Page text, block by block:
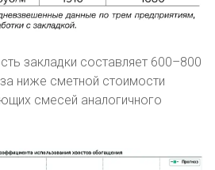
закладки составляет 600–800
ниже сметной стоимости
смесей аналогичного